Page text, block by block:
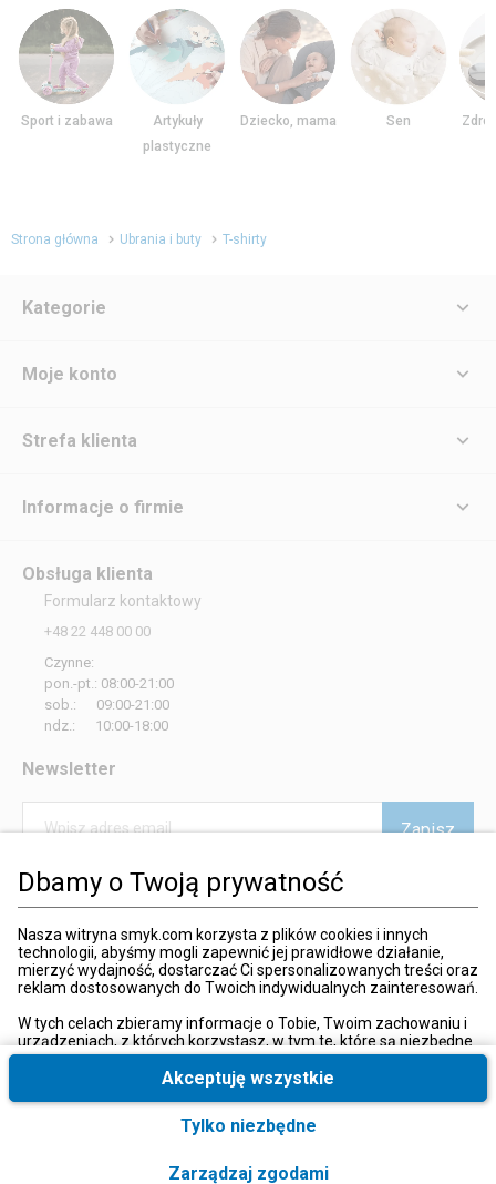
Dbamy o Twoją prywatność
Nasza witryna smyk.com korzysta z plików cookies i innych
technologii, abyśmy mogli zapewnić jej prawidłowe działanie,
mierzyć wydajność, dostarczać Ci spersonalizowanych treści oraz
reklam dostosowanych do Twoich indywidualnych zainteresowań.
W tych celach zbieramy informacje o Tobie, Twoim zachowaniu i
urządzeniach, z których korzystasz, w tym te, które są niezbędne
do prawidłowego funkcjonowania strony internetowej smyk.com.
Te niezbędne pliki cookies możesz wyłączyć zmieniając
wykorzystujemy dodatkowe pliki cookies oraz konwersje
Zarządzaj zgodami
Tylko niezbędne
Akceptuję wszystkie
Sport i zabawa
Artykuły
plastyczne
Dziecko, mama Sen
Strona główna Ubrania i buty T-shirty
Kategorie
Moje konto
Strefa klienta
Informacje o firmie
Obsługa klienta
Formularz kontaktowy
+48 22 448 00 00
Czynne:
pon.-pt.: 08:00-21:00
sob.: 09:00-21:00
ndz.: 10:00-18:00
Newsletter
Wpisz adres email Zapisz
*Wyrażam zgodę na otrzymywanie od SMYK sp. z o.o. informacji o
produktach i usługach oraz promocjach i zniżkach oferowanych
elektronicznej (e-mail).
W każdej chwili możesz z łatwością cofnąć wyrażone zgody.
więcej
Polska (Poland)